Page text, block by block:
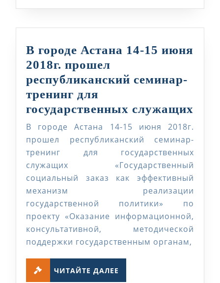
В городе Астана 14-15 июня
2018г. прошел
республиканский семинар-
тренинг для
государственных служащих
14-
В городе Астана 14-15 июня 2018г.
прошел республиканский семинар-
тренинг для государственных
служащих «Государственный
социальный заказ как эффективный
механизм реализации
государственной политики» по
проекту «Оказание информационной,
консультативной, методической
поддержки государственным органам,
ЧИТАЙТЕ ДАЛЕЕ